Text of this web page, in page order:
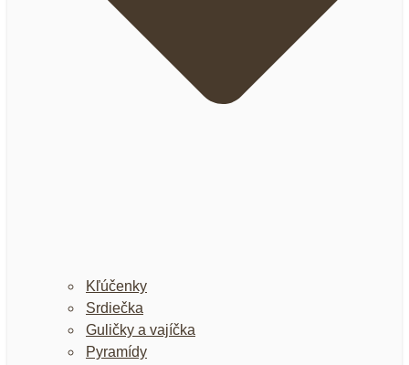
Kľúčenky
Srdiečka
Guličky a vajíčka
Pyramídy